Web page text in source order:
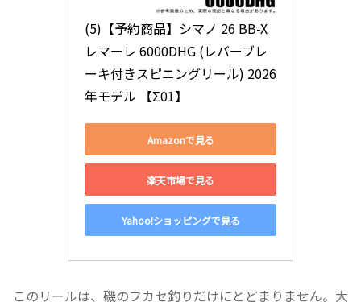
(5)【予約商品】シマノ 26 BB-X
レマーレ 6000DHG (レバーブレ
ーキ付きスピニングリール) 2026
年モデル 【Σ01】
Amazonで見る
楽天市場で見る
Yahoo!ショッピングで見る
このリールは、磯のフカセ釣りだけにとどまりません。大